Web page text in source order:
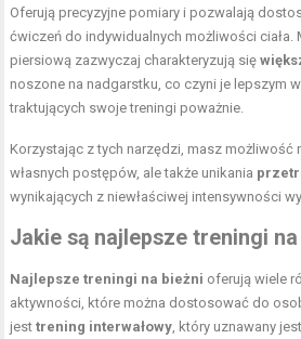
Oferują precyzyjne pomiary i pozwalają
ćwiczeń do indywidualnych możliwości ciała.
piersiową zazwyczaj charakteryzują się
noszone na nadgarstku, co czyni je lepszym
traktujących swoje treningi poważnie.
Korzystając z tych narzędzi, masz możliwość
własnych postępów, ale także unikania
wynikających z niewłaściwej intensywności
Jakie są najlepsze treningi
Najlepsze treningi na bieżni oferują wiele
aktywności, które można dostosować do
jesttrening interwałowy , który uznawany